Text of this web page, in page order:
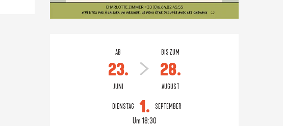
Öffnungszeiten &
AB
23.
JUNI
BIS ZUM
28.
AUGUST
DIENSTAG 1. SEPTEMBER
Um 18:30